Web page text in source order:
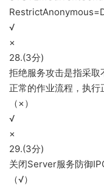
√
×
28.(3分)
拒绝服务攻击是指采
正常的作业流程，执行
（×）
√
×
29.(3分)
关闭Server服务防御
（√）